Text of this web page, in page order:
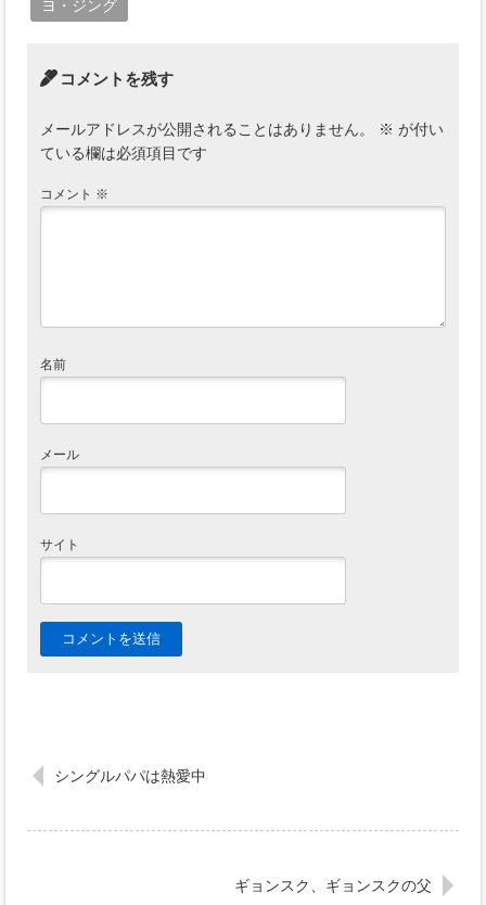
ヨ・ジング
コメントを残す
メールアドレスが公開されることはありません。 ※ が付い
ている欄は必須項目です
コメント ※
名前
メール
サイト
シングルパパは熱愛中
ギョンスク、ギョンスクの父